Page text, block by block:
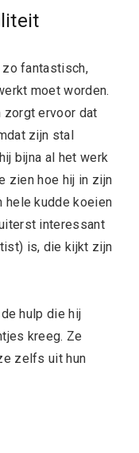
zo fantastisch,
moet worden.
zorgt ervoor dat
zijn stal
bijna al het werk
zien hoe hij in zijn
hele kudde koeien
interessant
is, die kijkt zijn
hulp die hij
kreeg. Ze
zelfs uit hun